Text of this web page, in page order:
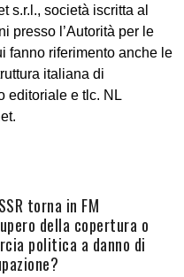
s.r.l., società iscritta al
presso l’Autorità per le
fanno riferimento anche le
italiana di
editoriale e tlc. NL
torna in FM
della copertura o
politica a danno di